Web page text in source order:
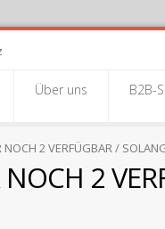
Über uns B2B-
2 VERFÜGBAR /
2